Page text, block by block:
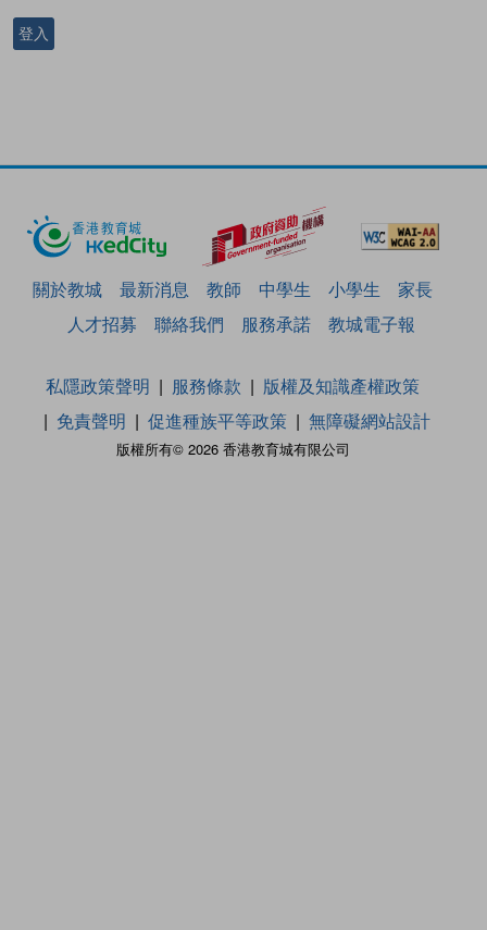
登入
關於教城 最新消息 教師 中學生 小學生
家長
人才招募
聯絡我們 服務承諾 教城電子報
版權所有© 2026 香港教育城有限公司
私隱政策聲明 服務條款
版權及知識產權政策
免責聲明
促進種族平等政策 無障礙網站設計